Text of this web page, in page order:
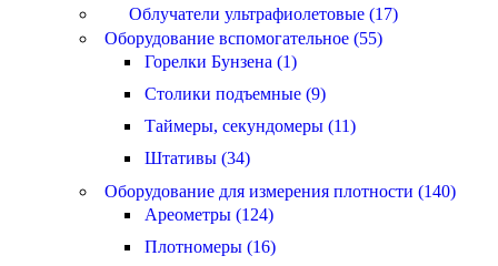
Облучатели ультрафиолетовые (17)
Оборудование вспомогательное (55)
Горелки Бунзена (1)
Столики подъемные (9)
Таймеры, секундомеры (11)
Штативы (34)
Оборудование для измерения плотности (140)
Ареометры (124)
Плотномеры (16)